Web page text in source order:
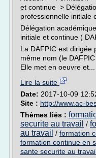
et continue >
professionnelle initiale
Délégation
initiale et continue (
La DAFPIC est dirigée
même nom (le
Elle met en oeuvre et...
Lire la suite
Date: 2017-10-09
Site : http://www.ac-
Thèmes liés :
securite au travail /
au travail / formation
formation continue en
sante securite au